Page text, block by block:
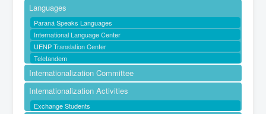
Languages
Paraná Speaks Languages
International Language Center
UENP Translation Center
Teletandem
Internationalization Committee
Internationalization Activities
Exchange Students